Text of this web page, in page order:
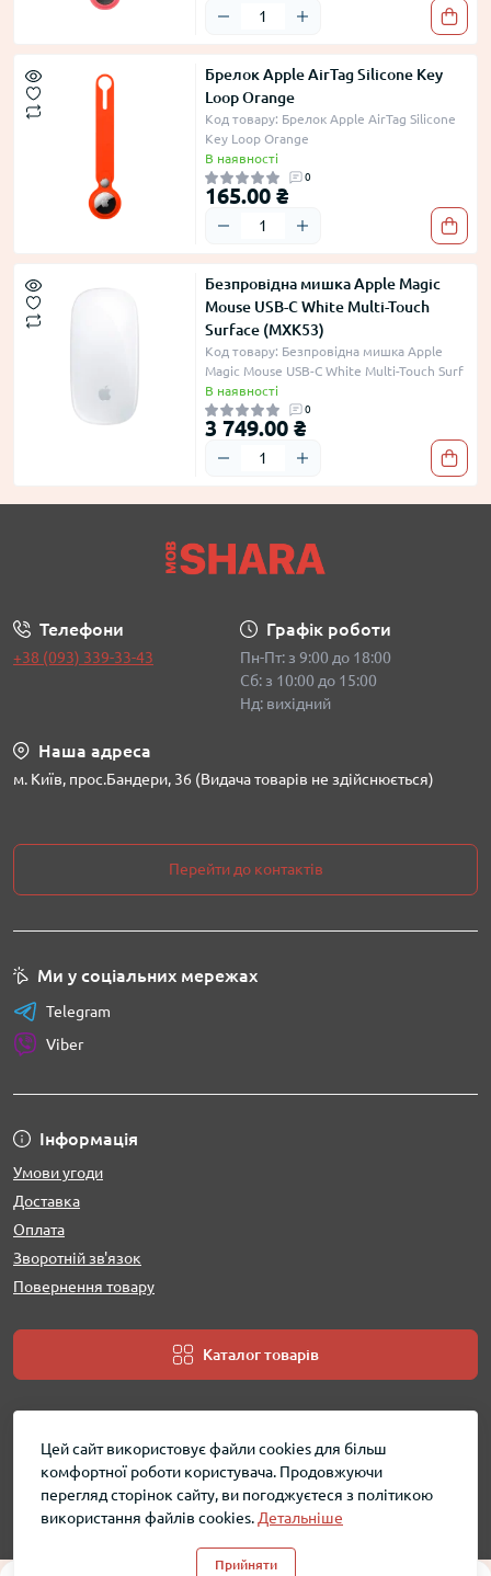
Брелок Apple AirTag Silicone Key
Loop Orange
Код товару: Брелок Apple AirTag Silicone
Key Loop Orange
В наявності
0
165.00 ₴
Безпровідна мишка Apple Magic
Mouse USB-C White Multi-Touch
Surface (MXK53)
Код товару: Безпровідна мишка Apple
Magic Mouse USB-C White Multi-Touch Surf
В наявності
0
3 749.00 ₴
Телефони
+38 (093) 339-33-43
Графік роботи
Пн-Пт: з 9:00 до 18:00
Сб: з 10:00 до 15:00
Нд: вихідний
Наша адреса
м. Київ, прос.Бандери, 36 (Видача товарів не здійснюється)
Перейти до контактів
Інформація
Умови угоди
Доставка
Оплата
Зворотній зв'язок
Повернення товару
Каталог товарів
Ми у соціальних мережах
Telegram
Viber
MobShara - інтернет магазин © 2026
Цей сайт використовує файли cookies для більш
комфортної роботи користувача. Продовжуючи
перегляд сторінок сайту, ви погоджуєтеся з політикою
використання файлів cookies. Детальніше
Прийняти